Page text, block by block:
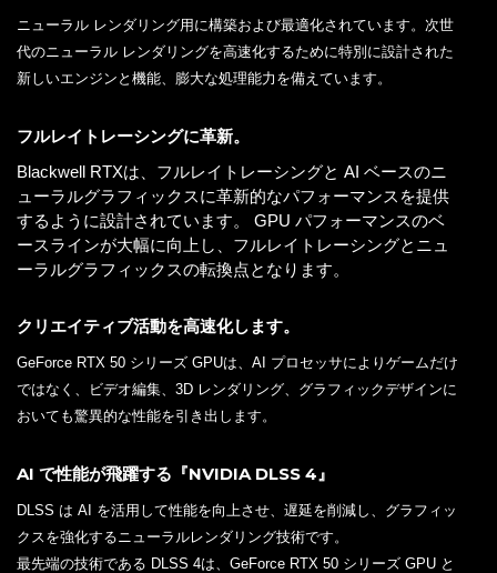
ニューラル レンダリング用に構築および最適化されています。次世
代のニューラル レンダリングを高速化するために特別に設計された
新しいエンジンと機能、膨大な処理能力を備えています。
フルレイトレーシングに革新。
Blackwell RTXは、フルレイトレーシングと AI ベースのニ
ューラルグラフィックスに革新的なパフォーマンスを提供
するように設計されています。 GPU パフォーマンスのベ
ースラインが大幅に向上し、フルレイトレーシングとニュ
ーラルグラフィックスの転換点となります。
クリエイティブ活動を高速化します。
GeForce RTX 50 シリーズ GPUは、AI プロセッサによりゲームだけ
ではなく、ビデオ編集、3D レンダリング、グラフィックデザインに
おいても驚異的な性能を引き出します。
AI で性能が飛躍する『NVIDIA DLSS 4』
DLSS は AI を活用して性能を向上させ、遅延を削減し、グラフィッ
クスを強化するニューラルレンダリング技術です。
最先端の技術である DLSS 4は、GeForce RTX 50 シリーズ GPU と